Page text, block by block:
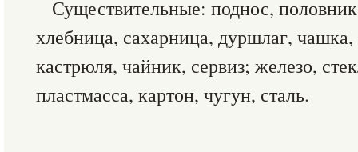
Существительные: поднос,
хлебница, сахарница, дуршлаг,
кастрюля, чайник, сервиз; железо,
пластмасса, картон, чугун, сталь.